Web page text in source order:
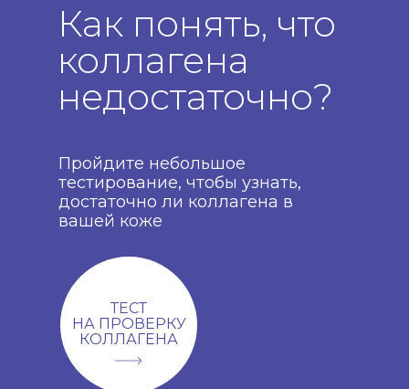
Как понять, что
коллагена
недостаточно?
Пройдите небольшое
тестирование, чтобы узнать,
достаточно ли коллагена в
вашей коже
ТЕСТ
НА ПРОВЕРКУ
КОЛЛАГЕНА